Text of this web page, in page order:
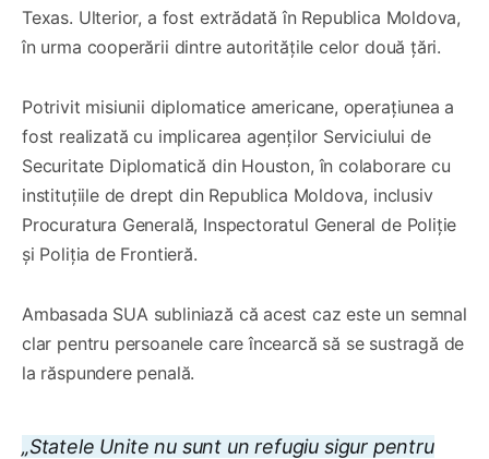
Texas. Ulterior, a fost extrădată în Republica Moldova,
în urma cooperării dintre autoritățile celor două țări.
Potrivit misiunii diplomatice americane, operațiunea a
fost realizată cu implicarea agenților Serviciului de
Securitate Diplomatică din Houston, în colaborare cu
instituțiile de drept din Republica Moldova, inclusiv
Procuratura Generală, Inspectoratul General de Poliție
și Poliția de Frontieră.
Ambasada SUA subliniază că acest caz este un semnal
clar pentru persoanele care încearcă să se sustragă de
la răspundere penală.
„Statele Unite nu sunt un refugiu sigur pentru